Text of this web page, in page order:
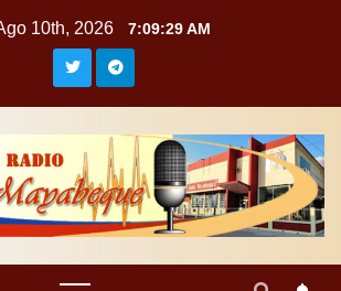
10th, 2026 7:09:30 AM